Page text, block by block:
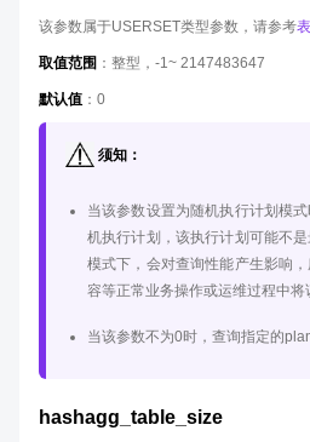
该参数属于USERSET类型参数，请参考
取值范围 ：整型，-1~ 2147483647
默认值 ：0
须知：
当该参数设置为随机执行计划模
机执行计划，该执行计划可能不
模式下，会对查询性能产生影响
容等正常业务操作或运维过程中将
当该参数不为0时，查询指定的
hashagg_table_size